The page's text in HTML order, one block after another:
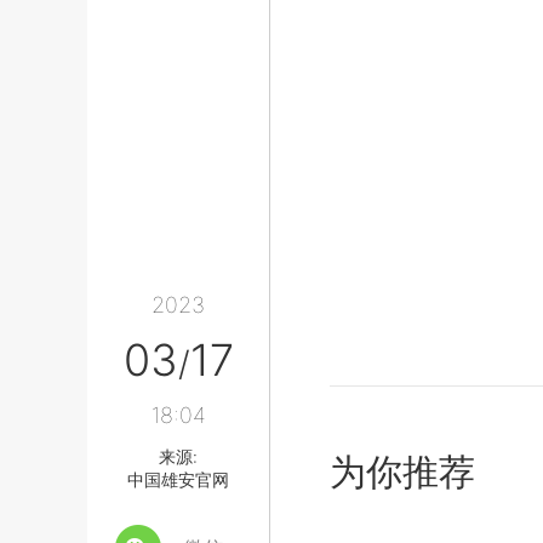
2023
03/17
18:04
来源:
中国雄安官网
为你推荐